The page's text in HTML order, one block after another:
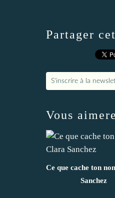
Partager
S'inscrire à la
Vous
Ce que cache ton
Sanchez